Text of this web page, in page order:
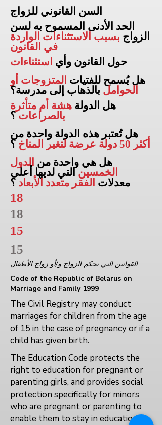
السن القانوني للزواج
الحد الأدنى المسموح به لسن
الزواج بسبب الاستثناءات الواردة
في القانون
حول القانون وأي استثناءات
هل يُسمح للفتيات المتزوجات أو
الحوامل بالذهاب إلى مدرسة؟
هل الدولة هشة أم متأثرة
بالصراعات ؟
هل تُعتبر هذه الدولة واحدة من
أكثر 50 دولة عرضة لتغير المناخ
؟
هل هي واحدة من الدول
الخمسين التي لديها أعلى
معدلات الفقر متعدد الأبعاد ؟
18
18
15
15
القوانين التي تحكم الزواج و/أو زواج الأطفال:
Code of the Republic of Belarus on
Marriage and Family 1999
The Civil Registry may conduct
marriages for children from the age
of 15 in the case of pregnancy or if a
child has given birth.
The Education Code protects the
right to education for pregnant or
parenting girls, and provides social
protection specifically for minors
who are pregnant or parenting to
enable them to stay in education.